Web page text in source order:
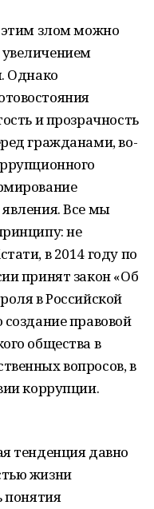
злом можно
Однако
и прозрачность
гражданами, во-
Все мы
не
в 2014 году по
принят закон «Об
в Российской
правовой
общества в
вопросов, в
коррупции.
тенденция давно
жизни
понятия